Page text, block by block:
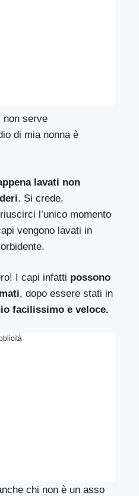
non serve
di mia nonna è
lavati non
. Si crede,
l’unico momento
vengono lavati in
I capi infatti possono
, dopo essere stati in
facilissimo e veloce.
chi non è un asso